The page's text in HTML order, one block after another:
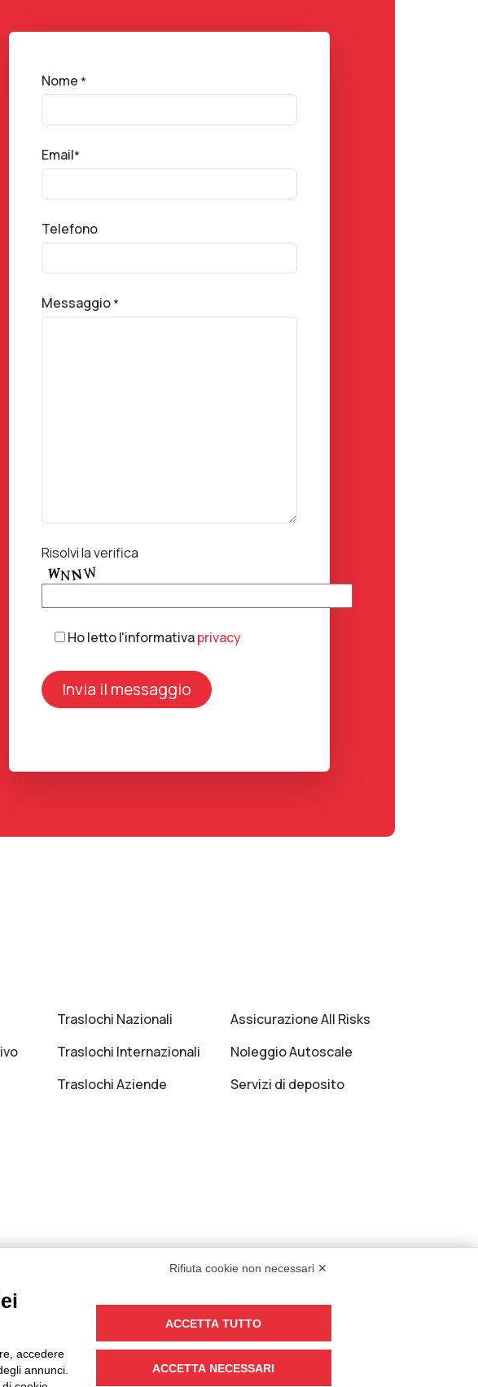
Nome *
Email*
Telefono
Messaggio *
Risolvi la verifica
Ho letto l'informativaprivacy
Traslochi Nazionali
Traslochi Internazionali
Traslochi Aziende
Assicurazione All Risks
Noleggio Autoscale
Servizi di deposito
Privacy Policy | Cookie Settings
Rifiuta cookie non necessari ✕
accedere
annunci.
ACCETTA TUTTO
ACCETTA NECESSARI